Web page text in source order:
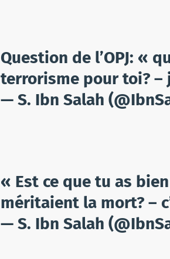
Question de l’OPJ: «
terrorisme pour toi? –
— S. Ibn Salah
« Est ce que tu as
méritaient la mort? –
— S. Ibn Salah